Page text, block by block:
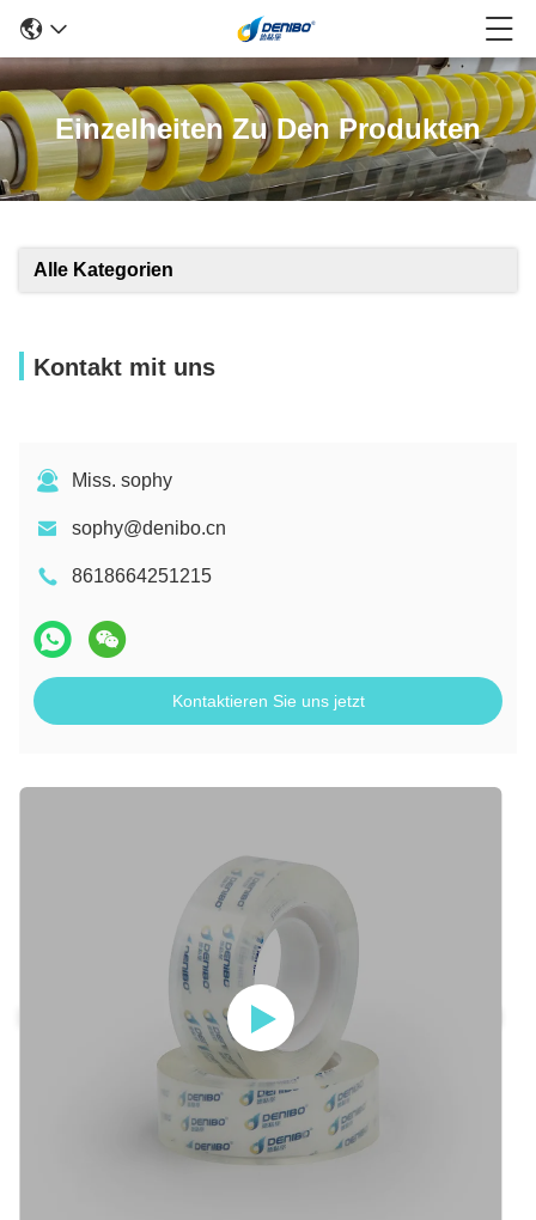
Einzelheiten Zu Den Produkten
Alle Kategorien
Kontakt mit uns
Miss. sophy
sophy@denibo.cn
8618664251215
Kontaktieren Sie uns jetzt